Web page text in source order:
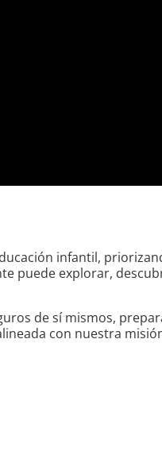
infantil,
puede explorar,
de sí mismos,
con nuestra